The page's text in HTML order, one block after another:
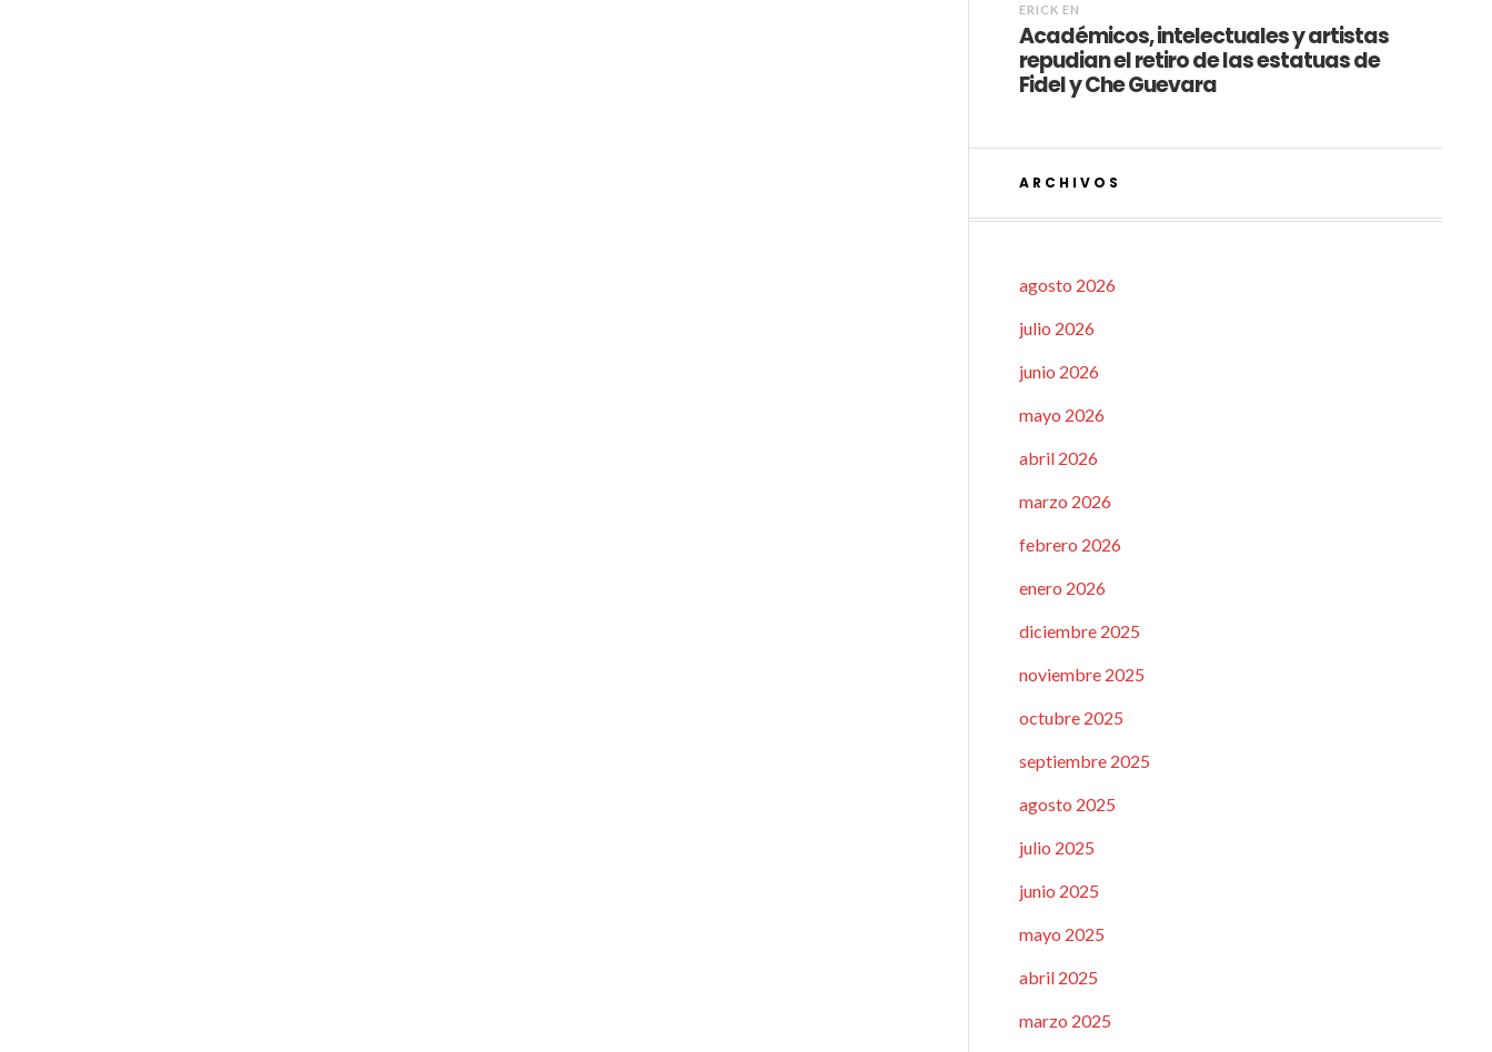
ERICK EN
Académicos, intelectuales y artistas
repudian el retiro de las estatuas de
Fidel y Che Guevara
ARCHIVOS
agosto 2026
julio 2026
junio 2026
mayo 2026
abril 2026
marzo 2026
febrero 2026
enero 2026
diciembre 2025
noviembre 2025
octubre 2025
septiembre 2025
agosto 2025
julio 2025
junio 2025
mayo 2025
abril 2025
marzo 2025